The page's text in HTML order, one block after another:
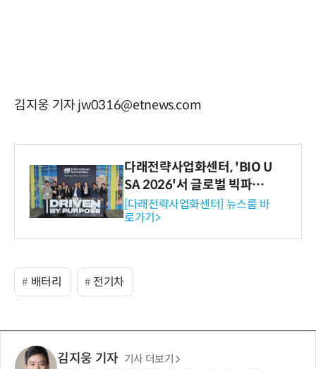
김지웅 기자 jw0316@etnews.com
다래전략사업화센터, 'BIO U
SA 2026'서 글로벌 빅파마
와의 비즈니스 미팅 지원…K
-바이오 해외 진출 교두보 확
보
[다래전략사업화센터] 뉴스룸 바
로가기>
배터리 전기차
김지웅 기자 기사 더보기